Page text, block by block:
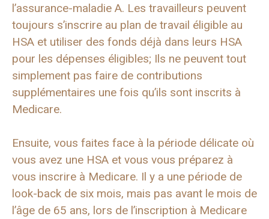
l’assurance-maladie A. Les travailleurs peuvent
toujours s’inscrire au plan de travail éligible au
HSA et utiliser des fonds déjà dans leurs HSA
pour les dépenses éligibles; Ils ne peuvent tout
simplement pas faire de contributions
supplémentaires une fois qu’ils sont inscrits à
Medicare.
Ensuite, vous faites face à la période délicate où
vous avez une HSA et vous vous préparez à
vous inscrire à Medicare. Il y a une période de
look-back de six mois, mais pas avant le mois de
l’âge de 65 ans, lors de l’inscription à Medicare